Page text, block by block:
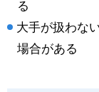
る
大手が扱わな
場合がある